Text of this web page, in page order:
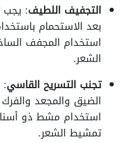
التجفيف اللطيف:
بعد الاستحمام
استخدام المجفف
الشعر.
تجنب التسريح القاسي:
الضيق والمجعد
استخدام مشط ذو
تمشيط الشعر.